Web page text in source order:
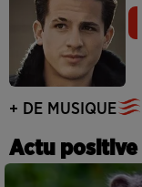
+ DE MUSIQUE
Actu positive